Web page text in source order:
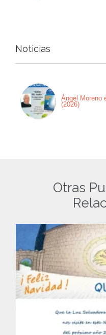
Noticias
Ángel Moreno
(2026)
Otras